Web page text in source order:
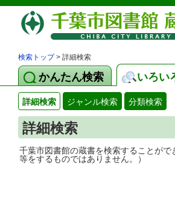
検索トップ> 詳細検索
かんたん検索 いろい
詳細検索 ジャンル検索 分類検索
詳細検索
千葉市図書館の蔵書を検
等をするものではありません。）